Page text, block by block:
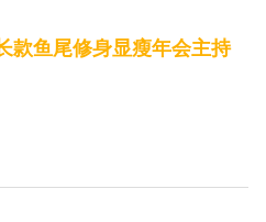
款鱼尾修身显瘦年会主持